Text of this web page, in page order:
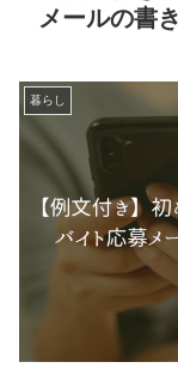
メールの書
暮らし